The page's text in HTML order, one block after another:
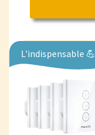
L'indispensable 💪